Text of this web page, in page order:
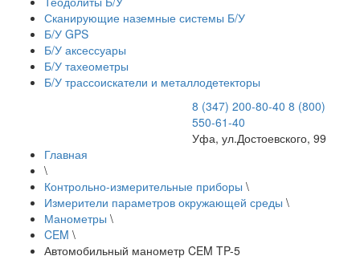
Сканирующие наземные системы Б/У
Б/У GPS
Б/У аксессуары
Б/У тахеометры
Б/У трассоискатели и металлодетекторы
8 (347) 200-80-40 8 (800)
550-61-40
Уфа, ул.Достоевского, 99
Главная
\
Контрольно-измерительные приборы \
Измерители параметров окружающей среды \
Манометры \
CEM \
Автомобильный манометр CEM TP-5